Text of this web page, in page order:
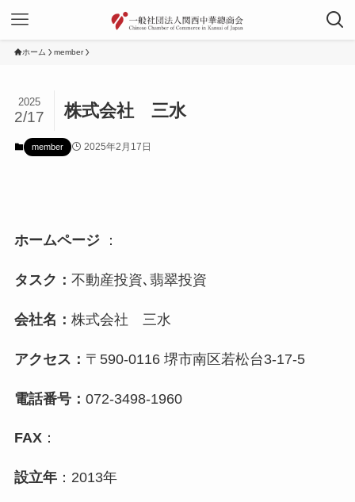
ホーム member
株式会社 三水
2025
2/17
member 2025年2月17日
ホームページ：
タスク： 不動産投資､翡翠投資
会社名： 株式会社 三水
アクセス： 〒590-0116 堺市南区若松台3-17-5
電話番号： 072-3498-1960
FAX：
設立年： 2013年